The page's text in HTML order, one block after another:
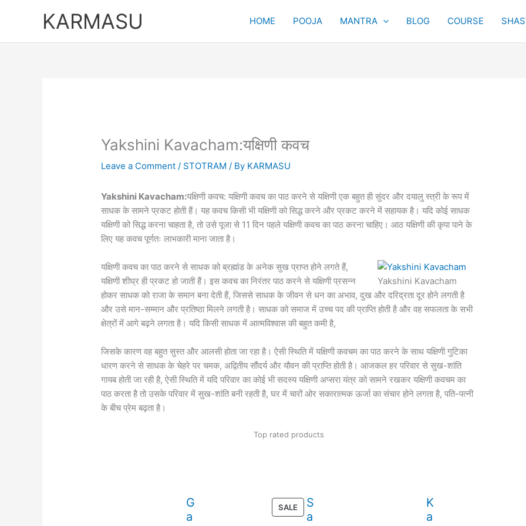
KARMASU HOME POOJA MANTRA BLOG COURSE
Yakshini Kavacham:यक्षिणी कवच
Leave a Comment / STOTRAM / By KARMASU
Yakshini Kavacham:यक्षिणी कवच: यक्षिणी कवच ​​का पाठ करने से यक्षिणी एक बहुत ही सुंदर और दयालु स्त्री के रूप में
साधक के सामने प्रकट होती हैं। यह कवच किसी भी यक्षिणी को सिद्ध करने और प्रकट करने में सहायक है। यदि कोई साधक
यक्षिणी को सिद्ध करना चाहता है, तो उसे पूजा से 11 दिन पहले यक्षिणी कवच ​​का पाठ करना चाहिए। आठ यक्षिणी की कृपा पाने के
लिए यह कवच पूर्णतः लाभकारी माना जाता है।
Yakshini Kavacham
यक्षिणी कवच ​​का पाठ करने से साधक को ब्रह्मांड के अनेक सुख प्राप्त होने लगते हैं,
यक्षिणी शीघ्र ही प्रकट हो जाती हैं। इस कवच का निरंतर पाठ करने से यक्षिणी प्रसन्न
होकर साधक को राजा के समान बना देती हैं, जिससे साधक के जीवन से धन का अभाव, दुख और दरिद्रता दूर होने लगती है
और उसे मान-सम्मान और प्रतिष्ठा मिलने लगती है। साधक को समाज में उच्च पद की प्राप्ति होती है और वह सफलता के सभी
क्षेत्रों में आगे बढ़ने लगता है। यदि किसी साधक में आत्मविश्वास की बहुत कमी है,
जिसके कारण वह बहुत सुस्त और आलसी होता जा रहा है। ऐसी स्थिति में यक्षिणी कवचम का पाठ करने के साथ यक्षिणी गुटिका
धारण करने से साधक के चेहरे पर चमक, अद्वितीय सौंदर्य और यौवन की प्राप्ति होती है। आजकल हर परिवार से सुख-शांति
गायब होती जा रही है, ऐसी स्थिति में यदि परिवार का कोई भी सदस्य यक्षिणी अप्सरा यंत्र को सामने रखकर यक्षिणी कवचम का
पाठ करता है तो उसके परिवार में सुख-शांति बनी रहती है, घर में चारों ओर सकारात्मक ऊर्जा का संचार होने लगता है, पति-पत्नी
के बीच प्रेम बढ़ता है।
Top rated products
G
a
SALEPRODUCT
ON
S
a
price
price
K
a